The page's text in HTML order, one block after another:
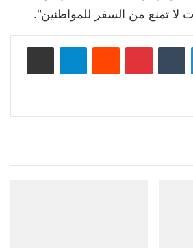
لا تمنع من السفر للمواطنين".
لينكدإن بينتيريست